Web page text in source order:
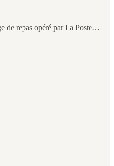
de repas opéré par La Poste…